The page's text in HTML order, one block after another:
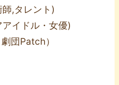
,タレント)
イドル・女優)
団Patch）